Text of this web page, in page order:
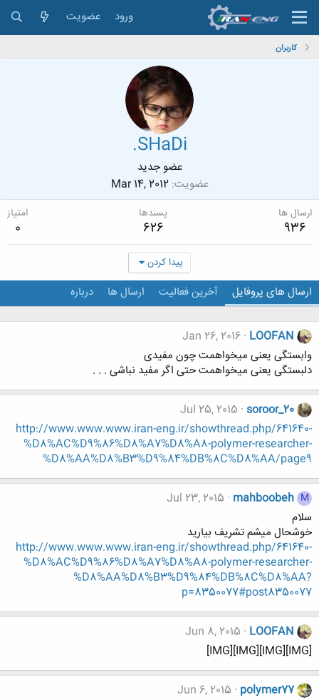
ورود عضویت
کاربران
.SHaDi
عضو جدید
عضویت Mar 14, 2012
ارسال ها
936
پسندها
626
امتیاز
0
پیدا کردن
ارسال های پروفایل آخرین فعالیت ارسال ها درباره
LOOFAN
Jan 26, 2016
وابستگی یعنی میخواهمت چون مفیدی
دلبستگی یعنی میخواهمت حتی اگر مفید نباشی . . .
soroor_20
Jul 25, 2015
http://www.www.www.iran-eng.ir/showthread.php/641640-
%D8%AC%D9%86%D8%A7%D8%A8-polymer-researcher-
%D8%AA%D8%B3%D9%84%DB%8C%D8%AA/page9
M
mahboobeh
Jul 23, 2015
سلام
خوشحال میشم تشریف بیارید
http://www.www.www.iran-eng.ir/showthread.php/641640-
%D8%AC%D9%86%D8%A7%D8%A8-polymer-researcher-
%D8%AA%D8%B3%D9%84%DB%8C%D8%AA?
p=8350077#post8350077
LOOFAN
Jun 8, 2015
[IMG][IMG][IMG][IMG]
polymer77
Jun 6, 2015